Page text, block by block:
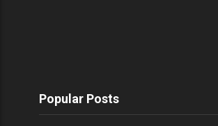
Popular Posts